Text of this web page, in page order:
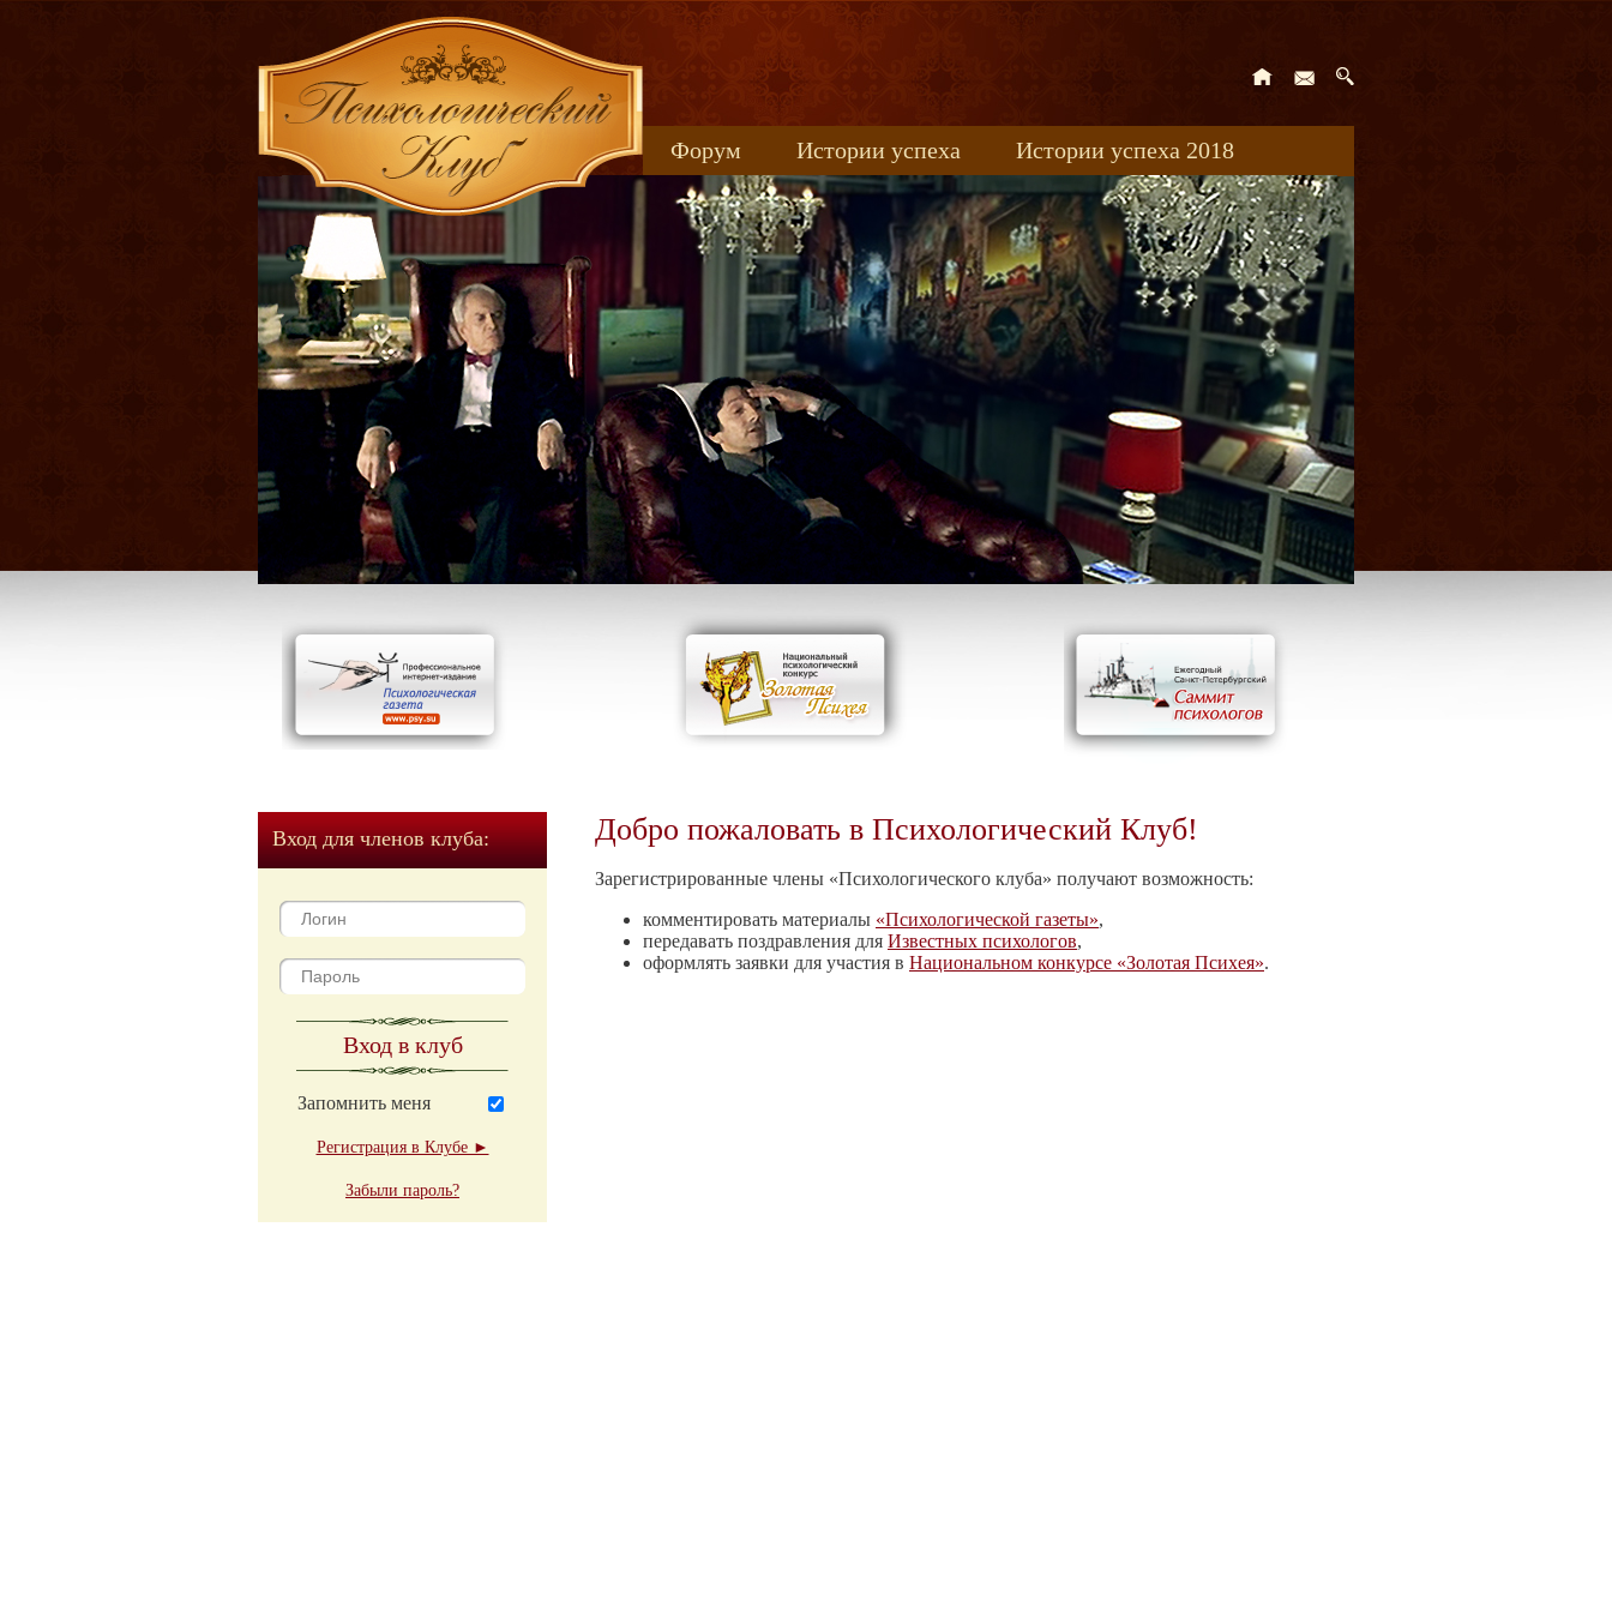
Форум Истории успеха
Истории успеха 2018
Книжные новинки
uspeh_2017
Вход для членов клуба:
Вход в клуб
Запомнить меня
Регистрация в Клубе ►
Забыли пароль?
Добро пожаловать в Психологический Клуб!
Зарегистрированные члены «Психологического клуба» получают возможность:
комментировать материалы «Психологической газеты»,
передавать поздравления для Известных психологов,
оформлять заявки для участия в Национальном конкурсе «Золотая Психея».